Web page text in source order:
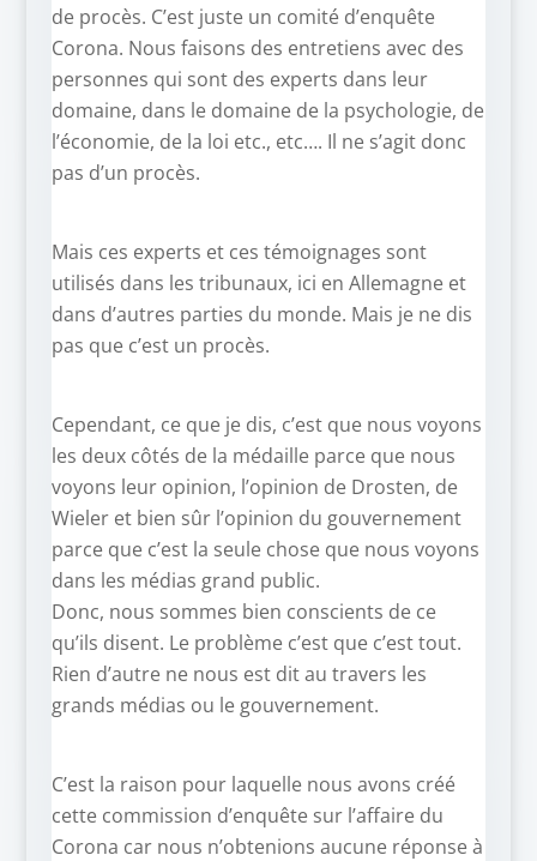
de procès. C’est juste un comité d’enquête
Corona. Nous faisons des entretiens avec des
personnes qui sont des experts dans leur
domaine, dans le domaine de la psychologie, de
l’économie, de la loi etc., etc…. Il ne s’agit donc
pas d’un procès.
Mais ces experts et ces témoignages sont
utilisés dans les tribunaux, ici en Allemagne et
dans d’autres parties du monde. Mais je ne dis
pas que c’est un procès.
Cependant, ce que je dis, c’est que nous voyons
les deux côtés de la médaille parce que nous
voyons leur opinion, l’opinion de Drosten, de
Wieler et bien sûr l’opinion du gouvernement
parce que c’est la seule chose que nous voyons
dans les médias grand public.
Donc, nous sommes bien conscients de ce
qu’ils disent. Le problème c’est que c’est tout.
Rien d’autre ne nous est dit au travers les
grands médias ou le gouvernement.
C’est la raison pour laquelle nous avons créé
cette commission d’enquête sur l’affaire du
Corona car nous n’obtenions aucune réponse à